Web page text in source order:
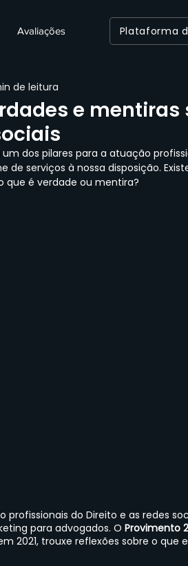
Avaliações Plataforma
e mentiras
de leitura
dos pilares para a atuação
serviços à nossa disposição.
que é verdade ou mentira?
do Direito e as redes
para advogados. O Provimento
2021, trouxe reflexões sobre o que